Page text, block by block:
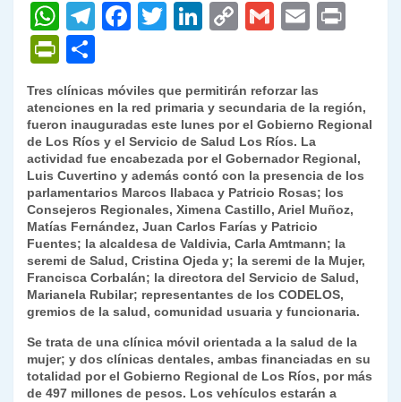
W
h
at
s
A
p
p
T
gr
a
m
F
e
b
o
o
k
T
er
Li
e
dI
n
C
y
Li
n
k
G
l
E
l
P
ri
nt
Fr
ie
n
dl
y
m
p
ar
tir
Tres clínicas móviles que permitirán reforzar las
atenciones en la red primaria y secundaria de la región,
fueron inauguradas este lunes por el Gobierno Regional
de Los Ríos y el Servicio de Salud Los Ríos. La
actividad fue encabezada por el Gobernador Regional,
Luis Cuvertino y además contó con la presencia de los
parlamentarios Marcos Ilabaca y Patricio Rosas; los
Consejeros Regionales, Ximena Castillo, Ariel Muñoz,
Matías Fernández, Juan Carlos Farías y Patricio
Fuentes; la alcaldesa de Valdivia, Carla Amtmann; la
seremi de Salud, Cristina Ojeda y; la seremi de la Mujer,
Francisca Corbalán; la directora del Servicio de Salud,
Marianela Rubilar; representantes de los CODELOS,
gremios de la salud, comunidad usuaria y funcionaria.
Se trata de una clínica móvil orientada a la salud de la
mujer; y dos clínicas dentales, ambas financiadas en su
totalidad por el Gobierno Regional de Los Ríos, por más
de 497 millones de pesos. Los vehículos estarán a